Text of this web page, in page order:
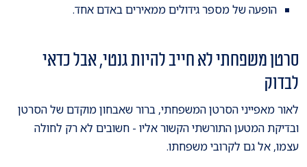
הופעה של מספר גידולים ממאירים באדם אחד.
סרטן משפחתי לא חייב להיות גנטי, אבל כדאי
לבדוק
לאור מאפייני הסרטן המשפחתי, ברור שאבחון מוקדם של הסרטן
ובדיקת המטען התורשתי הקשור אליו - חשובים לא רק לחולה
עצמו, אל גם לקרובי משפחתו.